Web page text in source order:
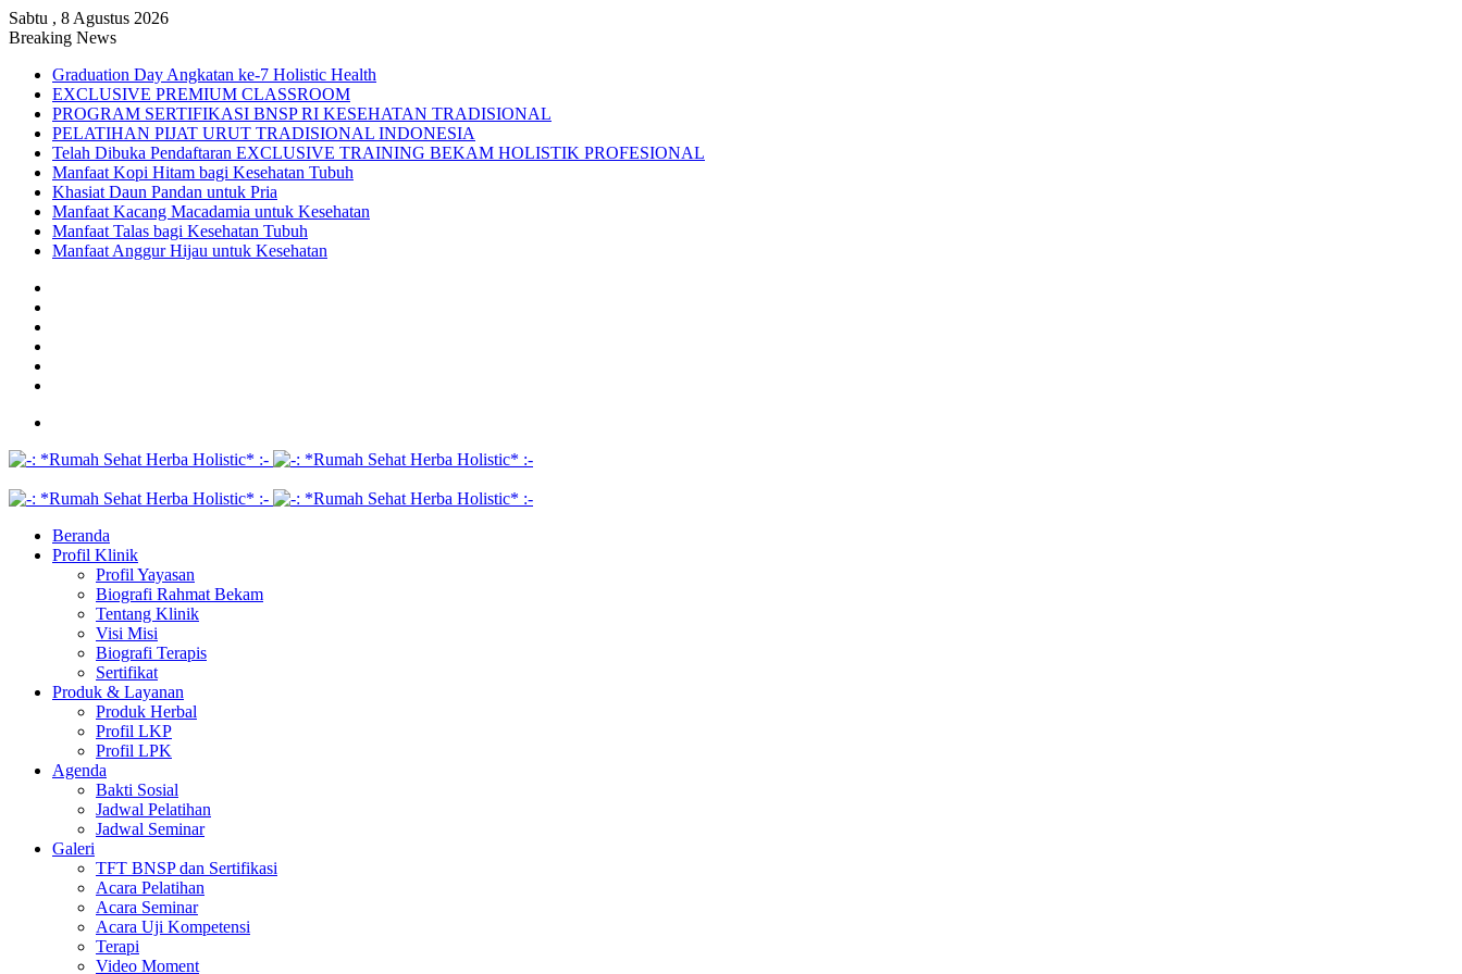
Sabtu , 8 Agustus 2026
Breaking News
Graduation Day Angkatan ke-7 Holistic Health
EXCLUSIVE PREMIUM CLASSROOM
PROGRAM SERTIFIKASI BNSP RI KESEHATAN TRADISIONAL
PELATIHAN PIJAT URUT TRADISIONAL INDONESIA
Telah Dibuka Pendaftaran EXCLUSIVE TRAINING BEKAM HOLISTIK PROFESIONAL
Manfaat Kopi Hitam bagi Kesehatan Tubuh
Khasiat Daun Pandan untuk Pria
Manfaat Kacang Macadamia untuk Kesehatan
Manfaat Talas bagi Kesehatan Tubuh
Manfaat Anggur Hijau untuk Kesehatan
Beranda
Profil Klinik
Profil Yayasan
Biografi Rahmat Bekam
Tentang Klinik
Visi Misi
Biografi Terapis
Sertifikat
Produk & Layanan
Produk Herbal
Profil LKP
Profil LPK
Agenda
Bakti Sosial
Jadwal Pelatihan
Jadwal Seminar
Galeri
TFT BNSP dan Sertifikasi
Acara Pelatihan
Acara Seminar
Acara Uji Kompetensi
Terapi
Video Moment